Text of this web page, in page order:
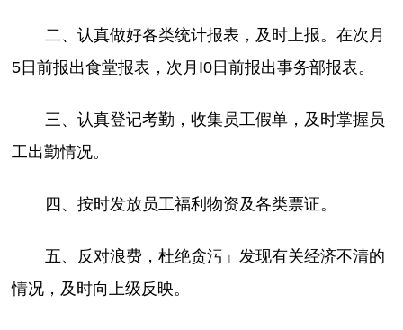
二、认真做好各类统计报表，及时上报。在次月
5日前报出食堂报表，次月I0日前报出事务部报表。
三、认真登记考勤，收集员工假单，及时掌握员
工出勤情况。
四、按时发放员工福利物资及各类票证。
五、反对浪费，杜绝贪污」发现有关经济不清的
情况，及时向上级反映。